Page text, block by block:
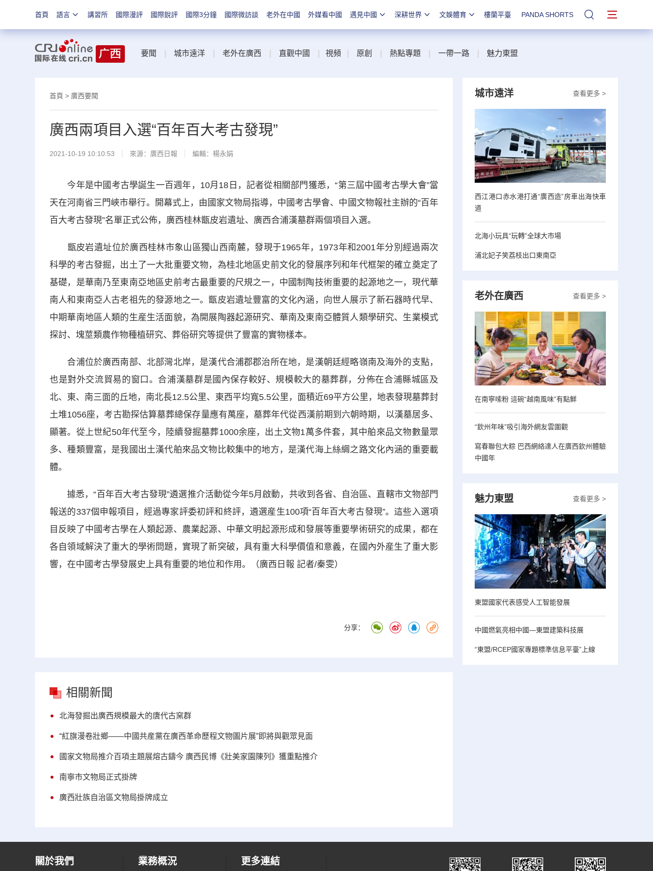
首頁 語言 講習所 國際漫評 國際銳評 國際3分鐘 國際微訪談 老外在中國 外媒看中國 遇見中國 深耕世界 文娛體育 樓蘭平臺 PANDA SHORTS 站內搜索
要聞 城市遠洋 老外在廣西 直觀中國 視頻 原創 熱點專題 一帶一路 魅力東盟
首頁 > 廣西要聞
廣西兩項目入選“百年百大考古發現”
2021-10-19 10:10:53 來源： 廣西日報 編輯：楊永娟
今年是中國考古學誕生一百週年，10月18日，記者從相關部門獲悉，“第三屆中國考古學大會”當
天在河南省三門峽市舉行。開幕式上，由國家文物局指導，中國考古學會、中國文物報社主辦的“百年
百大考古發現”名單正式公佈，廣西桂林甑皮岩遺址、廣西合浦漢墓群兩個項目入選。
甑皮岩遺址位於廣西桂林市象山區獨山西南麓，發現于1965年，1973年和2001年分別經過兩次
科學的考古發掘，出土了一大批重要文物，為桂北地區史前文化的發展序列和年代框架的確立奠定了
基礎，是華南乃至東南亞地區史前考古最重要的尺規之一，中國制陶技術重要的起源地之一，現代華
南人和東南亞人古老祖先的發源地之一。甑皮岩遺址豐富的文化內涵，向世人展示了新石器時代早、
中期華南地區人類的生産生活面貌，為開展陶器起源研究、華南及東南亞體質人類學研究、生業模式
探討、塊莖類農作物種植研究、葬俗研究等提供了豐富的實物樣本。
合浦位於廣西南部、北部灣北岸，是漢代合浦郡郡治所在地，是漢朝廷經略嶺南及海外的支點，
也是對外交流貿易的窗口。合浦漢墓群是國內保存較好、規模較大的墓葬群，分佈在合浦縣城區及
北、東、南三面的丘地，南北長12.5公里、東西平均寬5.5公里，面積近69平方公里，地表發現墓葬封
土堆1056座，考古勘探估算墓葬總保存量應有萬座，墓葬年代從西漢前期到六朝時期，以漢墓居多、
顯著。從上世紀50年代至今，陸續發掘墓葬1000余座，出土文物1萬多件套，其中舶來品文物數量眾
多、種類豐富，是我國出土漢代舶來品文物比較集中的地方，是漢代海上絲綢之路文化內涵的重要載
體。
據悉，“百年百大考古發現”遴選推介活動從今年5月啟動，共收到各省、自治區、直轄市文物部門
報送的337個申報項目，經過專家評委初評和終評，遴選産生100項“百年百大考古發現”。這些入選項
目反映了中國考古學在人類起源、農業起源、中華文明起源形成和發展等重要學術研究的成果，都在
各自領域解決了重大的學術問題，實現了新突破，具有重大科學價值和意義，在國內外産生了重大影
響，在中國考古學發展史上具有重要的地位和作用。（廣西日報 記者/秦雯）
分享：
相關新聞
北海發掘出廣西規模最大的唐代古窯群
“紅旗漫卷壯鄉——中國共産黨在廣西革命歷程文物圖片展”即將與觀眾見面
國家文物局推介百項主題展熔古鑄今 廣西民博《壯美家園陳列》獲重點推介
南寧市文物局正式掛牌
廣西壯族自治區文物局掛牌成立
查看更多 >
城市遠洋
西江港口赤水港打通“廣西造”房車出海快車
道
北海小玩具“玩轉”全球大市場
浦北妃子笑荔枝出口東南亞
查看更多 >
老外在廣西
在南寧嗦粉 這碗“越南風味”有點鮮
“欽州年味”吸引海外網友雲圍觀
寫春聯包大粽 巴西網絡達人在廣西欽州體驗
中國年
查看更多 >
魅力東盟
東盟國家代表感受人工智能發展
中國燃氣亮相中國—東盟建築科技展
“東盟/RCEP國家專題標準信息平臺”上線
關於我們 業務概況 更多連結